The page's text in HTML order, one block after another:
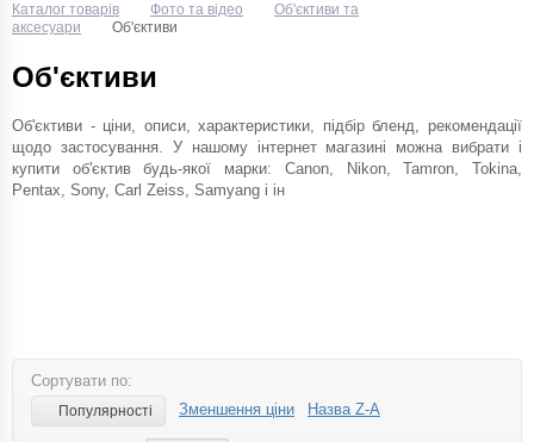
Каталог товарів Фото та відео
Об'єктиви та
аксесуари
Об'єктиви
Об'єктиви
Об'єктиви - ціни, описи, характеристики, підбір бленд, рекомендації
щодо застосування. У нашому інтернет магазині можна вибрати і
купити об'єктив будь-якої марки: Canon, Nikon, Tamron, Tokina,
Pentax, Sony, Carl Zeiss, Samyang і ін
Сортувати по:
Популярності Зменшення ціни Назва Z-A